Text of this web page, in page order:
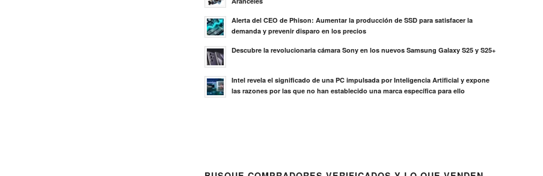
Alerta del CEO de Phison: Aumentar la producción de SSD para satisfacer la
demanda y prevenir disparo en los precios
Descubre la revolucionaria cámara Sony en los nuevos Samsung Galaxy S25 y S25+
Intel revela el significado de una PC impulsada por Inteligencia Artificial y expone
las razones por las que no han establecido una marca específica para ello